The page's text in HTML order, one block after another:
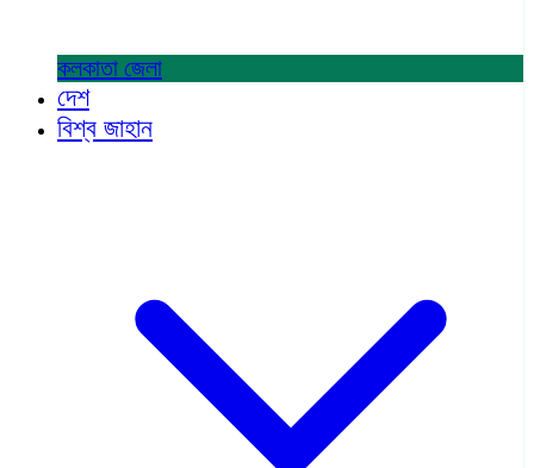
কলকাতা জেলা
দেশ
বিশ্ব জাহান